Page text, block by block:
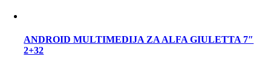
ANDROID MULTIMEDIJA ZA ALFA GIULETTA 7″
2+32